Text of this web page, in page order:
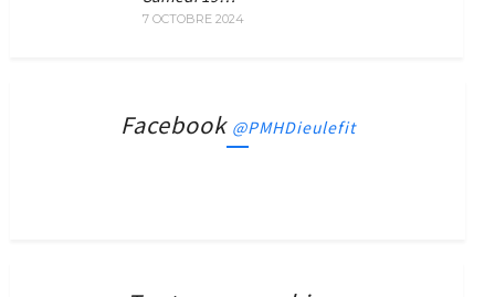
7 OCTOBRE 2024
Facebook @PMHDieulefit